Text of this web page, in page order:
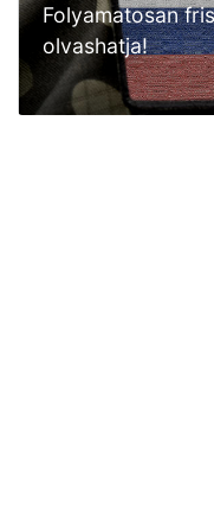
Folyamatosan
olvashatja!